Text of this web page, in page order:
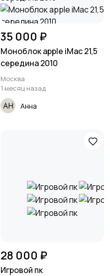
35 000 ₽
Моноблок apple iMac 21,5
середина 2010
Москва
1 месяц назад
Анна
28 000 ₽
Игровой пк